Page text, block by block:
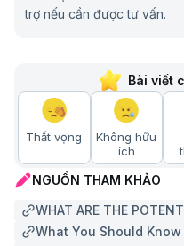
trợ nếu cần được tư vấn.
Bài viết
Thất vọng
Không hữu
ích
NGUỒN THAM KHẢO
WHAT ARE THE
What You Should